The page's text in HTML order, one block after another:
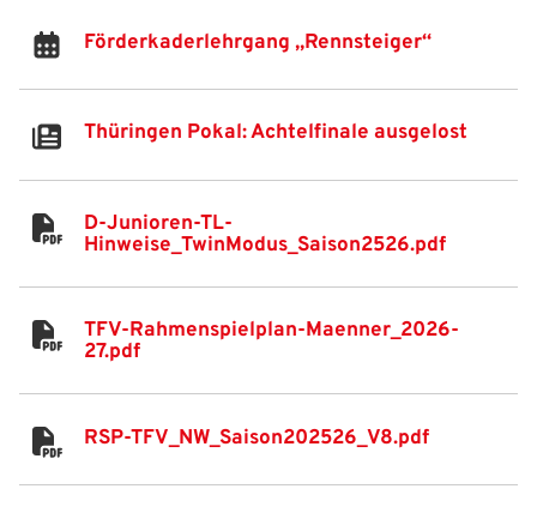
Förderkaderlehrgang „Rennsteiger“
Thüringen Pokal: Achtelfinale ausgelost
D-Junioren-TL-
Hinweise_TwinModus_Saison2526.pdf
TFV-Rahmenspielplan-Maenner_2026-
27.pdf
RSP-TFV_NW_Saison202526_V8.pdf